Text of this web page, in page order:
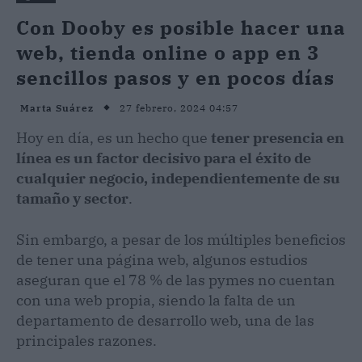
Con Dooby es posible hacer una
web, tienda online o app en 3
sencillos pasos y en pocos días
Marta Suárez 27 febrero, 2024 04:57
Hoy en día, es un hecho que tener presencia en
línea es un factor decisivo para el éxito de
cualquier negocio, independientemente de su
tamaño y sector.
Sin embargo, a pesar de los múltiples beneficios
de tener una página web, algunos estudios
aseguran que el 78 % de las pymes no cuentan
con una web propia, siendo la falta de un
departamento de desarrollo web, una de las
principales razones.